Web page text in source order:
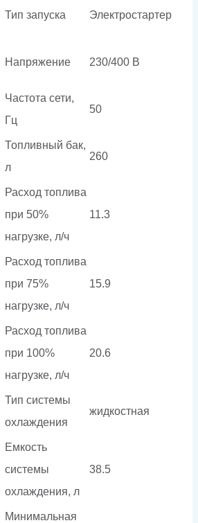
Тип запуска Электростартер
Напряжение 230/400 В
Частота сети,
Гц
50
Топливный бак,
л
260
Расход топлива
при 50%
нагрузке, л/ч
11.3
Расход топлива
при 75%
нагрузке, л/ч
15.9
Расход топлива
при 100%
нагрузке, л/ч
20.6
Тип системы
охлаждения
жидкостная
Емкость
системы
охлаждения, л
38.5
Минимальная